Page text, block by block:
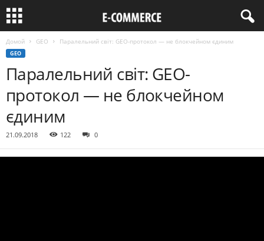
Домой GEO Паралельний світ: GEO-протокол — не блокчейном єдиним
GEO
Паралельний світ: GEO-
протокол — не блокчейном
єдиним
21.09.2018 122 0